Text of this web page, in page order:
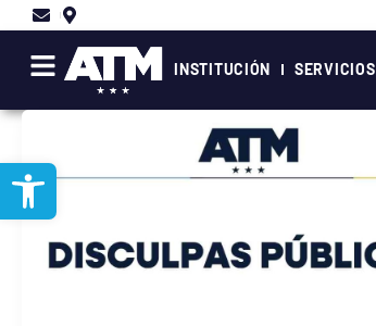
contenido
INSTITUCIÓN SERVICIOS
Abrir barra de herramientas